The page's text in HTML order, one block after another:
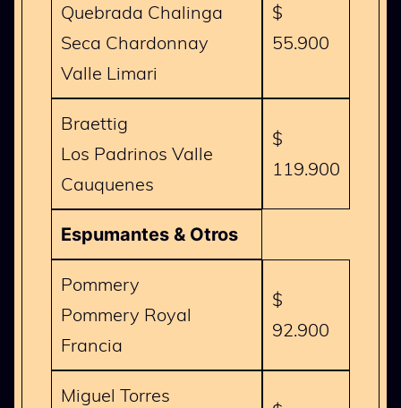
Quebrada Chalinga
Seca Chardonnay
Valle Limari
$
55.900
Braettig
Los Padrinos Valle
Cauquenes
$
119.900
Espumantes & Otros
Pommery
Pommery Royal
Francia
$
92.900
Miguel Torres